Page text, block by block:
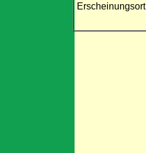
Erscheinungsort